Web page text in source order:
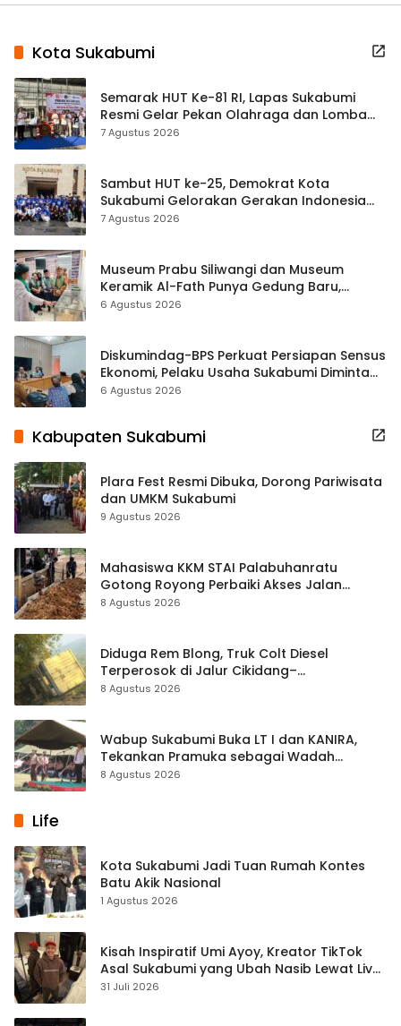
Kota Sukabumi
Semarak HUT Ke-81 RI, Lapas Sukabumi
Resmi Gelar Pekan Olahraga dan Lomba
Tradisional
7 Agustus 2026
Sambut HUT ke-25, Demokrat Kota
Sukabumi Gelorakan Gerakan Indonesia
ASRI Lewat Aksi Bersih Masjid Agung
7 Agustus 2026
Museum Prabu Siliwangi dan Museum
Keramik Al-Fath Punya Gedung Baru,
Hampir 500 Koleksi Dipisahkan
6 Agustus 2026
Diskumindag-BPS Perkuat Persiapan Sensus
Ekonomi, Pelaku Usaha Sukabumi Diminta
Terbuka Beri Data
6 Agustus 2026
Kabupaten Sukabumi
Plara Fest Resmi Dibuka, Dorong Pariwisata
dan UMKM Sukabumi
9 Agustus 2026
Mahasiswa KKM STAI Palabuhanratu
Gotong Royong Perbaiki Akses Jalan
Majelis Ta’lim di Sagaranten
8 Agustus 2026
Diduga Rem Blong, Truk Colt Diesel
Terperosok di Jalur Cikidang–
Palabuhanratu
8 Agustus 2026
Wabup Sukabumi Buka LT I dan KANIRA,
Tekankan Pramuka sebagai Wadah
Pembentukan Karakter
8 Agustus 2026
Life
Kota Sukabumi Jadi Tuan Rumah Kontes
Batu Akik Nasional
1 Agustus 2026
Kisah Inspiratif Umi Ayoy, Kreator TikTok
Asal Sukabumi yang Ubah Nasib Lewat Live
Streaming
31 Juli 2026